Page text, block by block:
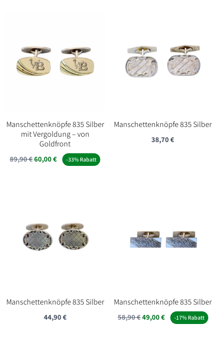
Manschettenknöpfe 835 Silber
mit Vergoldung – von
Goldfront
89,90€Ursprünglicher
60,00€Aktueller
-33% Rabatt
Manschettenknöpfe 835 Silber
38,70€
Manschettenknöpfe 835 Silber
44,90€
Manschettenknöpfe 835 Silber
58,90€Ursprünglicher
49,00€Aktueller
-17% Rabatt